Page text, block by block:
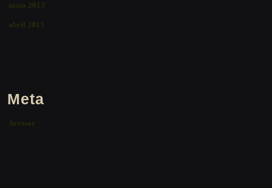
maio 2013
abril 2013
Meta
Acessar